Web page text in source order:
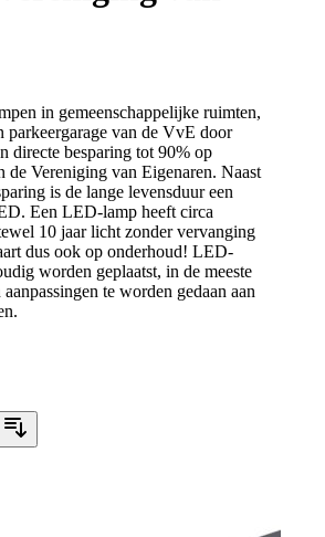
in gemeenschappelijke ruimten,
parkeergarage van de VvE door
directe besparing tot 90% op
de Vereniging van Eigenaren. Naast
is de lange levensduur een
Een LED-lamp heeft circa
10 jaar licht zonder vervanging
dus ook op onderhoud! LED-
worden geplaatst, in de meeste
te worden gedaan aan